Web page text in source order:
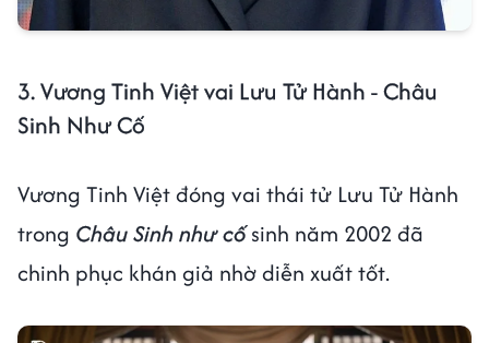
3. Vương Tinh Việt vai Lưu Tử Hành - Châu
Sinh Như Cố
Vương Tinh Việt đóng vai thái tử Lưu Tử Hành
trong Châu Sinh như cốsinh năm 2002 đã
chinh phục khán giả nhờ diễn xuất tốt.